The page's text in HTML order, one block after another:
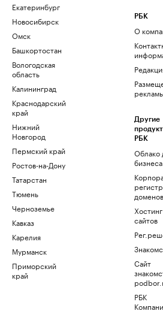
Екатеринбург
Новосибирск
Омск
Башкортостан
Вологодская
область
Калининград
Краснодарский
край
Нижний
Новгород
Пермский край
Ростов-на-Дону
Татарстан
Тюмень
Черноземье
Кавказ
Карелия
Мурманск
Приморский
край
РБК
О
Другие
РБК
Облако
бизнеса
доменов
Хостинг
сайтов
Сайт
РБК